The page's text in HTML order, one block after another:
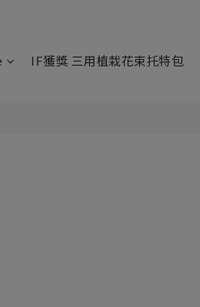
IF獲獎 三用植栽花束托特包